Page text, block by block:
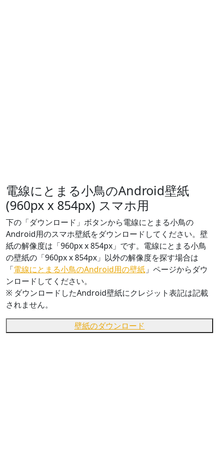
電線にとまる小鳥のAndroid壁紙
(960px x 854px) スマホ用
下の「ダウンロード」ボタンから電線にとまる小鳥の
Android用のスマホ壁紙をダウンロードしてください。壁
紙の解像度は「960px x 854px」です。電線にとまる小鳥
の壁紙の「960px x 854px」以外の解像度を探す場合は
「電線にとまる小鳥のAndroid用の壁紙 」ページからダウ
ンロードしてください。
※ ダウンロードしたAndroid壁紙にクレジット表記は記載
されません。
壁紙のダウンロード